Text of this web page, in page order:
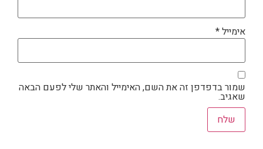
אימייל*
שמור בדפדפן זה את השם, האימייל והאתר שלי לפעם הבאה
שאגיב.